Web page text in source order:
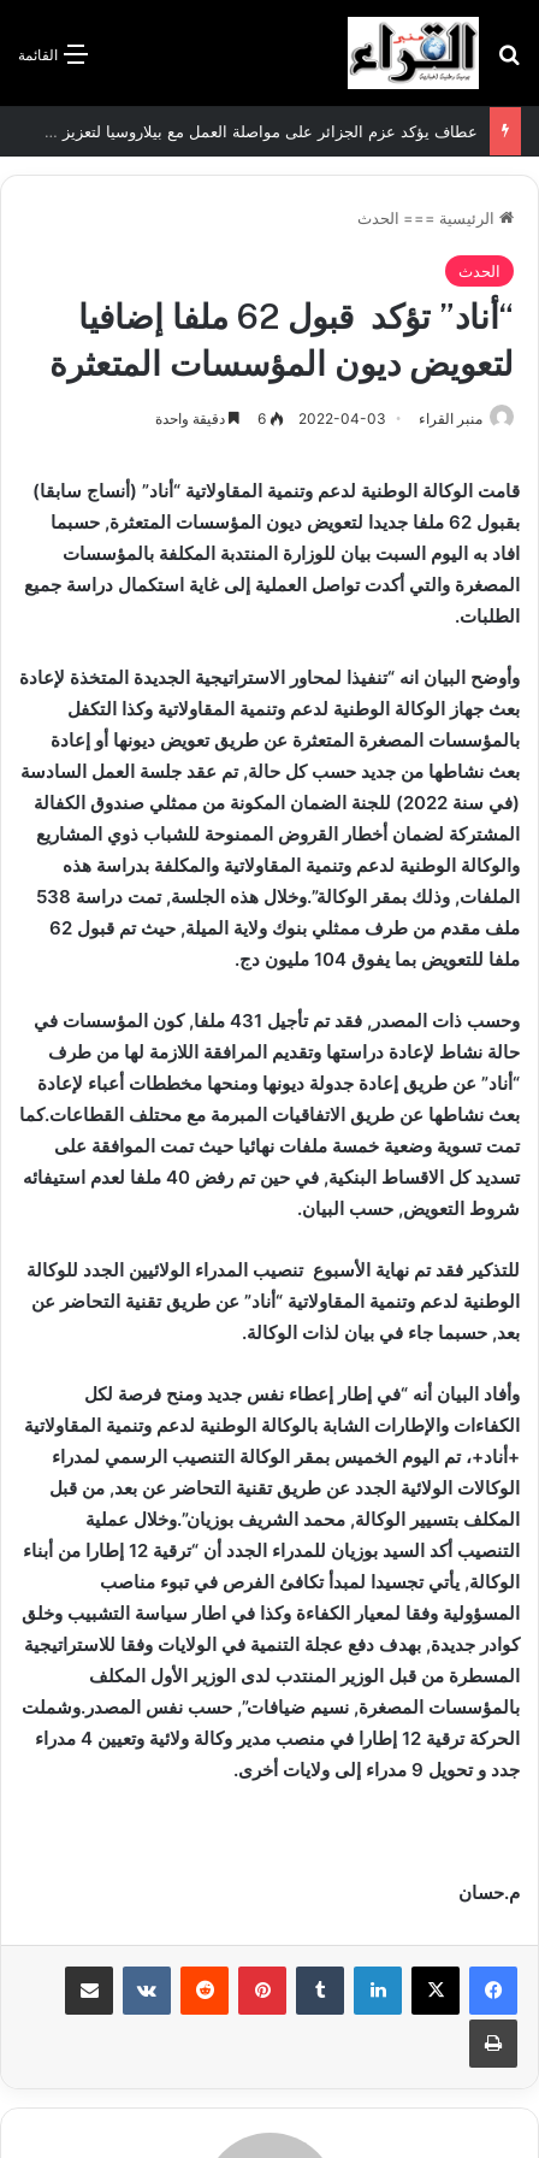
القائمة بحث عن
عطاف يؤكد عزم الجزائر على مواصلة العمل مع بيلاروسيا لتعزيز العلاقات الثنائية
الرئيسية === الحدث
الحدث
“أناد” تؤكد قبول 62 ملفا إضافيا
لتعويض ديون المؤسسات المتعثرة
منبر القراء 2022-04-03
6 دقيقة واحدة
قامت الوكالة الوطنية لدعم وتنمية المقاولاتية “أناد” (أنساج سابقا)
بقبول 62 ملفا جديدا لتعويض ديون المؤسسات المتعثرة, حسبما
افاد به اليوم السبت بيان للوزارة المنتدبة المكلفة بالمؤسسات
المصغرة والتي أكدت تواصل العملية إلى غاية استكمال دراسة جميع
الطلبات.
وأوضح البيان انه “تنفيذا لمحاور الاستراتيجية الجديدة المتخذة لإعادة
بعث جهاز الوكالة الوطنية لدعم وتنمية المقاولاتية وكذا التكفل
بالمؤسسات المصغرة المتعثرة عن طريق تعويض ديونها أو إعادة
بعث نشاطها من جديد حسب كل حالة, تم عقد جلسة العمل السادسة
(في سنة 2022) للجنة الضمان المكونة من ممثلي صندوق الكفالة
المشتركة لضمان أخطار القروض الممنوحة للشباب ذوي المشاريع
والوكالة الوطنية لدعم وتنمية المقاولاتية والمكلفة بدراسة هذه
الملفات, وذلك بمقر الوكالة”.وخلال هذه الجلسة, تمت دراسة 538
ملف مقدم من طرف ممثلي بنوك ولاية الميلة, حيث تم قبول 62
ملفا للتعويض بما يفوق 104 مليون دج.
وحسب ذات المصدر, فقد تم تأجيل 431 ملفا, كون المؤسسات في
حالة نشاط لإعادة دراستها وتقديم المرافقة اللازمة لها من طرف
“أناد” عن طريق إعادة جدولة ديونها ومنحها مخططات أعباء لإعادة
بعث نشاطها عن طريق الاتفاقيات المبرمة مع محتلف القطاعات.كما
تمت تسوية وضعية خمسة ملفات نهائيا حيث تمت الموافقة على
تسديد كل الاقساط البنكية, في حين تم رفض 40 ملفا لعدم استيفائه
شروط التعويض, حسب البيان.
للتذكير فقدتم نهاية الأسبوع تنصيب المدراء الولائيين الجدد للوكالة
الوطنية لدعم وتنمية المقاولاتية “أناد” عن طريق تقنية التحاضر عن
بعد, حسبما جاء في بيان لذات الوكالة.
وأفاد البيان أنه “في إطار إعطاء نفس جديد ومنح فرصة لكل
الكفاءات والإطارات الشابة بالوكالة الوطنية لدعم وتنمية المقاولاتية
+أناد+، تم اليوم الخميس بمقر الوكالة التنصيب الرسمي لمدراء
الوكالات الولائية الجدد عن طريق تقنية التحاضر عن بعد, من قبل
المكلف بتسيير الوكالة, محمد الشريف بوزيان”.وخلال عملية
التنصيب أكد السيد بوزيان للمدراء الجدد أن “ترقية 12 إطارا من أبناء
الوكالة, يأتي تجسيدا لمبدأ تكافئ الفرص في تبوء مناصب
المسؤولية وفقا لمعيار الكفاءة وكذا في اطار سياسة التشبيب وخلق
كوادر جديدة, بهدف دفع عجلة التنمية في الولايات وفقا للاستراتيجية
المسطرة من قبل الوزير المنتدب لدى الوزير الأول المكلف
بالمؤسسات المصغرة, نسيم ضيافات”, حسب نفس المصدر.وشملت
الحركة ترقية 12 إطارا في منصب مدير وكالة ولائية وتعيين 4 مدراء
جدد و تحويل 9 مدراء إلى ولايات أخرى.
م.حسان
لينكدإن بينتيريست
طباعة